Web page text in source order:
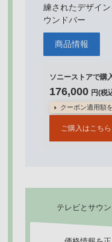
練されたデザイ
ウンドバー
商品情報
ソニーストアで購
176,000 円(税
クーポン適用額
ご購入はこちら
テレビとサウ